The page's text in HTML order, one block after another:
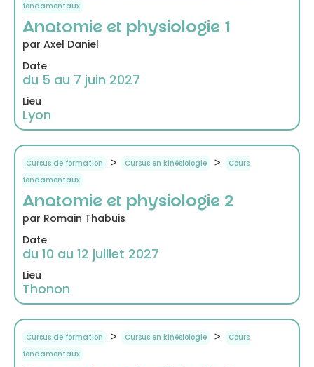
fondamentaux
Anatomie et physiologie 1
par Axel Daniel
Date
du 5 au 7 juin 2027
Lieu
Lyon
Cursus de formation > Cursus en kinésiologie >
Cours
fondamentaux
Anatomie et physiologie 2
par Romain Thabuis
Date
du 10 au 12 juillet 2027
Lieu
Thonon
Cursus de formation > Cursus en kinésiologie >
Cours
fondamentaux